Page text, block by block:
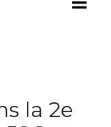
la 2e